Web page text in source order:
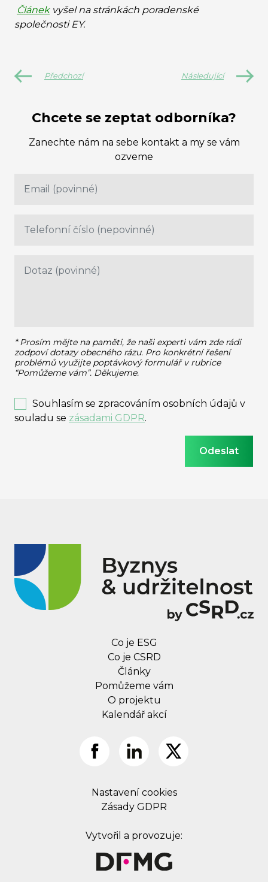
Článekvyšel na stránkách poradenské
společnosti EY.
Předchozí Následující
Chcete se zeptat odborníka?
Zanechte nám na sebe kontakt a my se vám
ozveme
* Prosím mějte na paměti, že naši experti vám zde rádi
zodpoví dotazy obecného rázu. Pro konkrétní řešení
problémů využijte poptávkový formulář v rubrice
“Pomůžeme vám”. Děkujeme.
Souhlasím se zpracováním osobních údajů v
souladu se zásadami GDPR.
Co je ESG
Co je CSRD
Články
Pomůžeme vám
O projektu
Kalendář akcí
Nastavení cookies
Zásady GDPR
Vytvořil a provozuje: